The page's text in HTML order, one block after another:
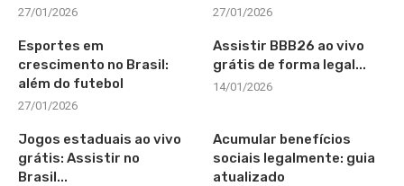
27/01/2026 27/01/2026
Esportes em
crescimento no Brasil:
além do futebol
27/01/2026
Assistir BBB26 ao vivo
grátis de forma legal...
14/01/2026
Jogos estaduais ao vivo
grátis: Assistir no
Brasil...
Acumular benefícios
sociais legalmente: guia
atualizado